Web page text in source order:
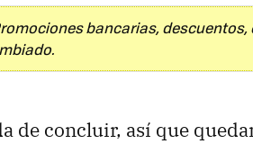
bancarias,
de concluir, así que